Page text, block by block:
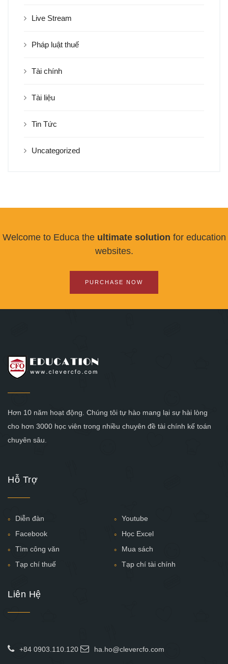
Live Stream
Pháp luật thuế
Tài chính
Tài liệu
Tin Tức
Uncategorized
Welcome to Educa the ultimate solution for education
websites.
PURCHASE NOW
Hơn 10 năm hoạt động. Chúng tôi tự hào mang lại sự hài lòng
cho hơn 3000 học viên trong nhiều chuyên đề tài chính kế toán
chuyên sâu.
Hỗ Trợ
Diễn đàn
Youtube
Facebook
Học Excel
Tìm công văn
Mua sách
Tạp chí thuế
Tạp chí tài chính
Liên Hệ
+84 0903.110.120 ha.ho@clevercfo.com